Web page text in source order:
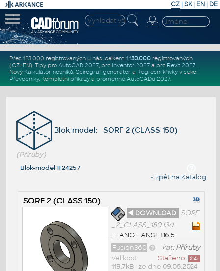
CZ | SK| EN | DE
Přes 123.000 registrovaných u nás, celkem 1.130.000registrovaných
(CZ+EN). Tipy pro AutoCAD 2027, pro Inventor 2027a pro Revit 2027.
Nový Kalkulátor nosníků, Spirograf generátor a Regresní křivkyv sekci
Převodníky. Kompletní příkazya proměnné AutoCADu 2027.
Blok-model: SORF 2 (CLASS 150)
(Příruby)
Blok-model #24257
« zpět na Katalog
SORF 2 (CLASS 150)
◄ DOWNLOAD SORF
_2_CLASS_150.f3d
FLANGE ANSI B16.5
kat:Příruby
Fusion360
Staženo: 214x
Velikost
119,7kB• ze dne 09.05.2024